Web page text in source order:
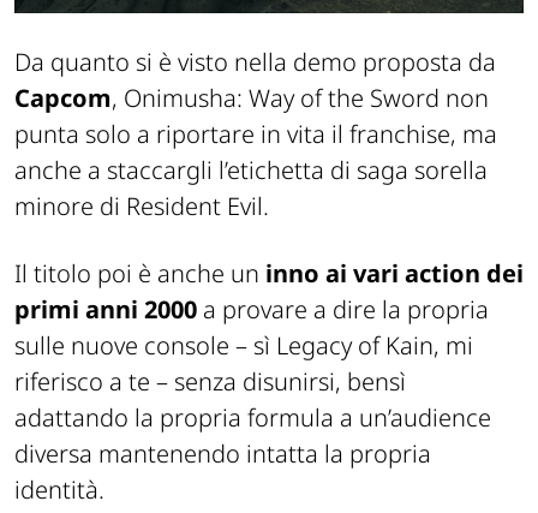
Da quanto si è visto nella demo proposta da
Capcom, Onimusha: Way of the Sword non
punta solo a riportare in vita il franchise, ma
anche a staccargli l’etichetta di saga sorella
minore di Resident Evil.
Il titolo poi è anche un inno ai vari action dei
primi anni 2000 a provare a dire la propria
sulle nuove console – sì Legacy of Kain, mi
riferisco a te – senza disunirsi, bensì
adattando la propria formula a un’audience
diversa mantenendo intatta la propria
identità.